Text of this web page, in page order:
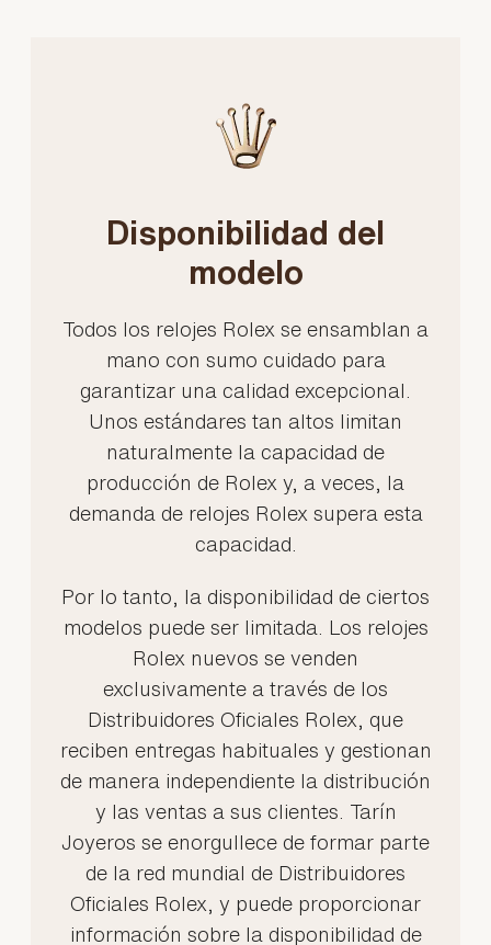
Disponibilidad del
modelo
Todos los relojes Rolex se ensamblan a
mano con sumo cuidado para
garantizar una calidad excepcional.
Unos estándares tan altos limitan
naturalmente la capacidad de
producción de Rolex y, a veces, la
demanda de relojes Rolex supera esta
capacidad.
Por lo tanto, la disponibilidad de ciertos
modelos puede ser limitada. Los relojes
Rolex nuevos se venden
exclusivamente a través de los
Distribuidores Oficiales Rolex, que
reciben entregas habituales y gestionan
de manera independiente la distribución
y las ventas a sus clientes. Tarín
Joyeros se enorgullece de formar parte
de la red mundial de Distribuidores
Oficiales Rolex, y puede proporcionar
información sobre la disponibilidad de